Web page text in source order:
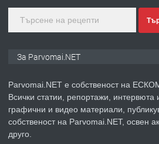
ПРЕДЛАГА
Продавам
За Parvomai.NET
Parvomai.NET е собственост на
Всички статии, репортажи, интервюта
графични и видео материали,
собственост на Parvomai.NET, освен
друго.